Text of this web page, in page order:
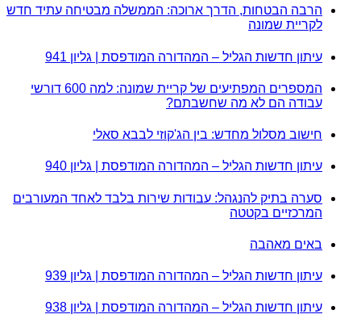
הרבה הבטחות, הדרך ארוכה: הממשלה מבטיחה עתיד חדש
לקריית שמונה
עיתון חדשות הגליל – המהדורה המודפסת | גליון 941
המספרים המפתיעים של קריית שמונה: למה 600 דורשי
עבודה הם לא מה שחשבתם?
חישוב מסלול מחדש: בין הג'קוזי לבבא סאלי
עיתון חדשות הגליל – המהדורה המודפסת | גליון 940
סערה בתיק להנגהל: עבודות שירות בלבד לאחד המעורבים
המרכזיים בקטטה
באים מאהבה
עיתון חדשות הגליל – המהדורה המודפסת | גליון 939
עיתון חדשות הגליל – המהדורה המודפסת | גליון 938